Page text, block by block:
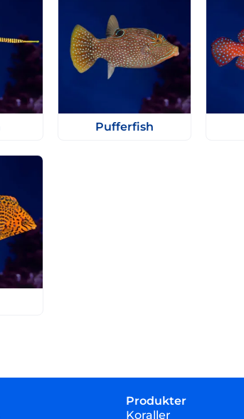
Pufferfish
Produkter
Koraller